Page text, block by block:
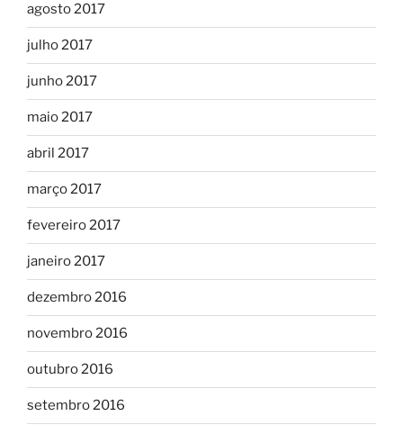
agosto 2017
julho 2017
junho 2017
maio 2017
abril 2017
março 2017
fevereiro 2017
janeiro 2017
dezembro 2016
novembro 2016
outubro 2016
setembro 2016